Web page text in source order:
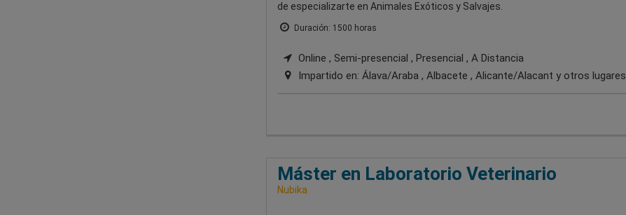
de especializarte en Animales Exóticos y Salvajes.
Duración: 1500 horas
Online , Semi-presencial , Presencial , A Distancia
Impartido en: Álava/Araba , Albacete , Alicante/Alacant y otros lugares
Máster en Laboratorio Veterinario
Nubika